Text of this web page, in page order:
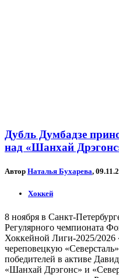
Дубль Думбадзе
над «Шанхай
Автор Наталья Бухарева,
Хоккей
8 ноября в Санкт-
Регулярного чемпионата
Хоккейной Лиги-2025/
череповецкую
победителей в активе
«Шанхай Дрэгонс» и